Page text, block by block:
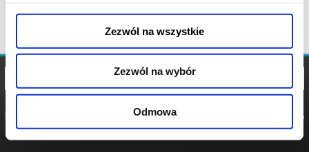
Zezwól na wszystkie
Zezwól na wybór
Odmowa
POLITYKA
POLITYKA